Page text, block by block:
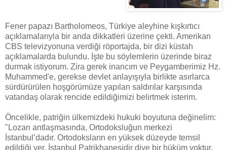
Fener papazı Bartholomeos, Türkiye aleyhine kışkırtıcı
açıklamalarıyla bir anda dikkatleri üzerine çekti. Amerikan
CBS televizyonuna verdiği röportajda, bir dizi küstah
açıklamalarda bulundu. İşte bu söylemlerin üzerinde biraz
durmak istiyorum. Zira gerek inancım ve Peygamberimiz Hz.
Muhammed'e, gerekse devlet anlayışıyla birlikte asırlarca
sürdürürülen hoşgörümüze yapılan saldırılar karşısında
vatandaş olarak rencide edildiğimizi belirtmek isterim.
Öncelikle, patriğin ülkemizdeki hukuki boyutuna değinelim:
"Lozan antlaşmasında, Ortodoksluğun merkezi
İstanbul’dadır. Ortodoksların en yüksek düzeyde temsil
edildiği yer, İstanbul Patrikhanesidir diye bir hüküm yoktur.